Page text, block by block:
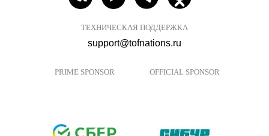
ТЕХНИЧЕСКАЯ ПОДДЕРЖКА
support@tofnations.ru
PRIME SPONSOR OFFICIAL SPONSOR